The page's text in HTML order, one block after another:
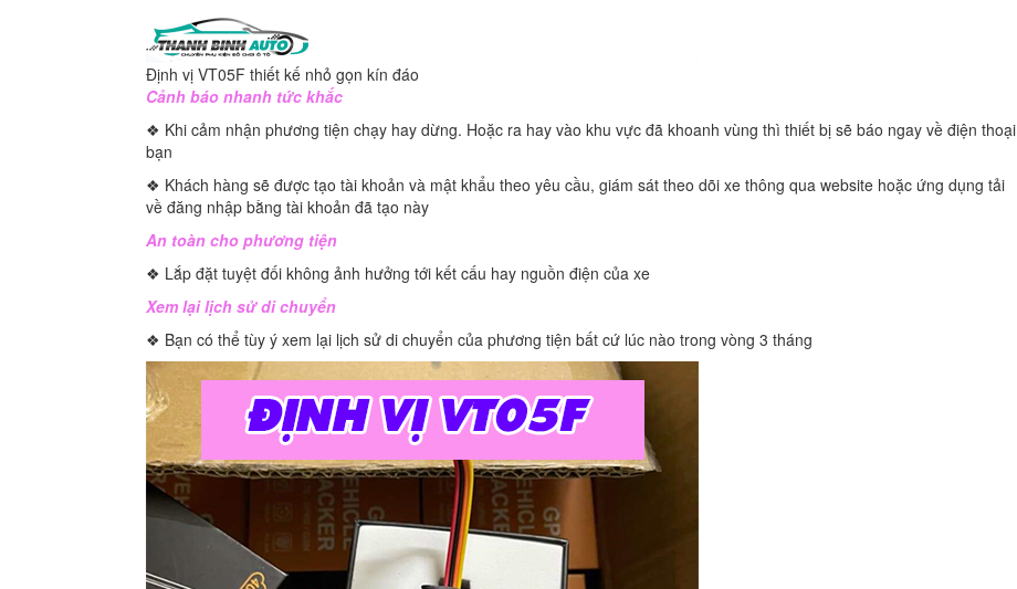
Định vị VT05F thiết kế nhỏ gọn kín đáo
Cảnh báo nhanh tức khắc
❖ Khi cảm nhận phương tiện chạy hay dừng. Hoặc ra hay vào khu vực đã khoanh vùng thì thiết bị sẽ báo ngay về điện thoại
bạn
❖ Khách hàng sẽ được tạo tài khoản và mật khẩu theo yêu cầu, giám sát theo dõi xe thông qua website hoặc ứng dụng tải
về đăng nhập bằng tài khoản đã tạo này
An toàn cho phương tiện
❖ Lắp đặt tuyệt đối không ảnh hưởng tới kết cấu hay nguồn điện của xe
Xem lại lịch sử di chuyển
❖ Bạn có thể tùy ý xem lại lịch sử di chuyển của phương tiện bất cứ lúc nào trong vòng 3 tháng